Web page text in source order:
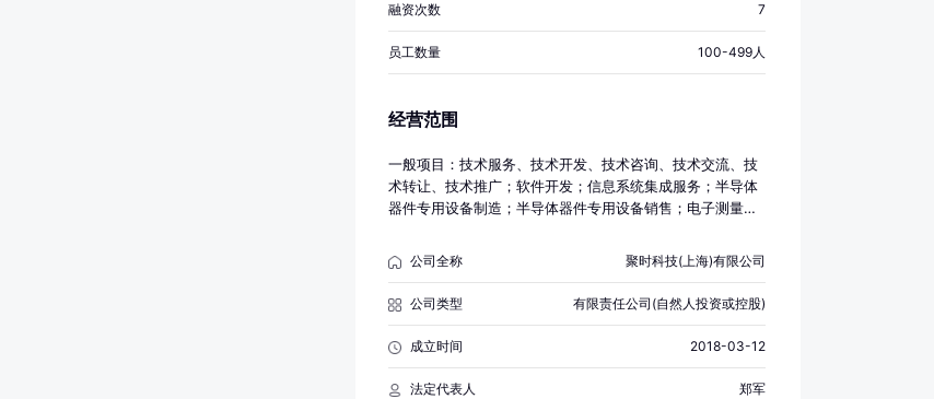
融资次数 7
员工数量 100-499人
经营范围
一般项目：技术服务、技术开发、技术咨询、技术交流、技
术转让、技术推广；软件开发；信息系统集成服务；半导体
器件专用设备制造；半导体器件专用设备销售；电子测量仪
售；工业控制计算机及系统制造；工业控制计算机及系统销
售；电子产品销售；通信设备销售；货物进出口；技术进出
口。（除依法须经批准的项目外，凭营业执照依法自主开展
经营活动）
公司全称 聚时科技(上海)有限公司
公司类型 有限责任公司(自然人投资或控股)
成立时间 2018-03-12
法定代表人 郑军